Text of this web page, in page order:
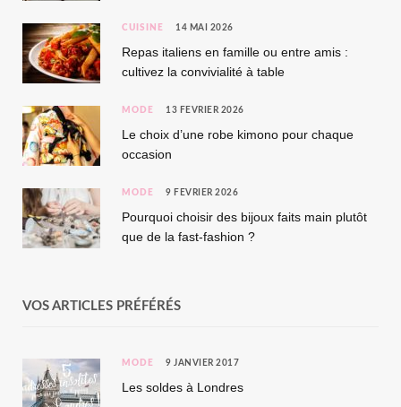
CUISINE 14 MAI 2026
Repas italiens en famille ou entre amis :
cultivez la convivialité à table
MODE 13 FÉVRIER 2026
Le choix d’une robe kimono pour chaque
occasion
MODE 9 FÉVRIER 2026
Pourquoi choisir des bijoux faits main plutôt
que de la fast-fashion ?
VOS ARTICLES PRÉFÉRÉS
MODE 9 JANVIER 2017
Les soldes à Londres